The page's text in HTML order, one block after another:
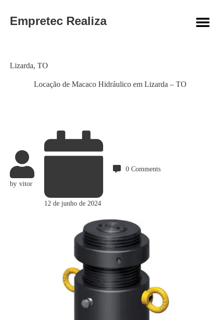
Empretec Realiza
Locação de Macaco Hidráulico em Lizarda – TO
Category
Lizarda, TO
by vitor
12 de junho de 2024
0 Comments